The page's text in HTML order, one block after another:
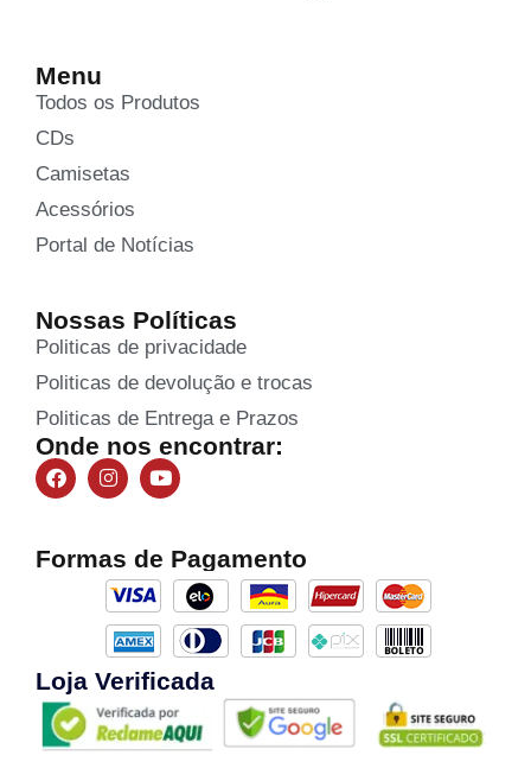
Menu
Todos os Produtos
CDs
Camisetas
Acessórios
Portal de Notícias
Nossas Políticas
Politicas de privacidade
Politicas de devolução e trocas
Politicas de Entrega e Prazos
Onde nos encontrar:
Formas de Pagamento
Loja Verificada